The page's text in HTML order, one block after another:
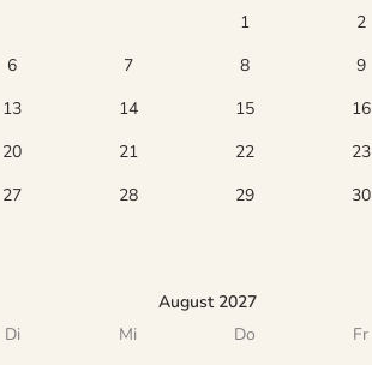
1 2
6 7 8 9
13 14 15 16
20 21 22 23
27 28 29 30
August 2027
Di Mi Do Fr